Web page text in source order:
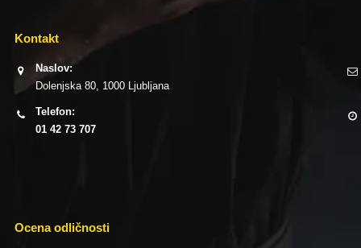
Kontakt
Naslov:
Dolenjska 80, 1000 Ljubljana
Telefon:
01 42 73 707
Ocena odličnosti